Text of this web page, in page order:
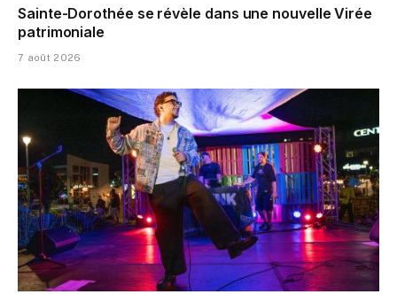
Sainte-Dorothée se révèle dans une nouvelle Virée
patrimoniale
7 août 2026